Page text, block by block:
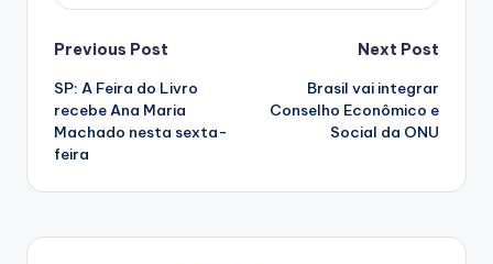
Post
navigation
Previous Post
SP: A Feira do Livro
recebe Ana Maria
Machado nesta sexta-
feira
Next Post
Brasil vai integrar
Conselho Econômico e
Social da ONU